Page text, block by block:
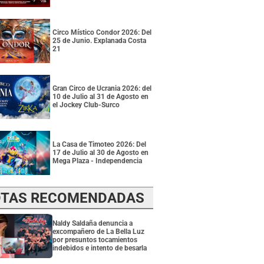
Circo Místico Condor 2026: Del
25 de Junio. Explanada Costa
21
Gran Circo de Ucrania 2026: del
10 de Julio al 31 de Agosto en
el Jockey Club-Surco
La Casa de Timoteo 2026: Del
17 de Julio al 30 de Agosto en
Mega Plaza - Independencia
RECOMENDADAS
Naldy Saldaña denuncia a
excompañero de La Bella Luz
por presuntos tocamientos
indebidos e intento de besarla